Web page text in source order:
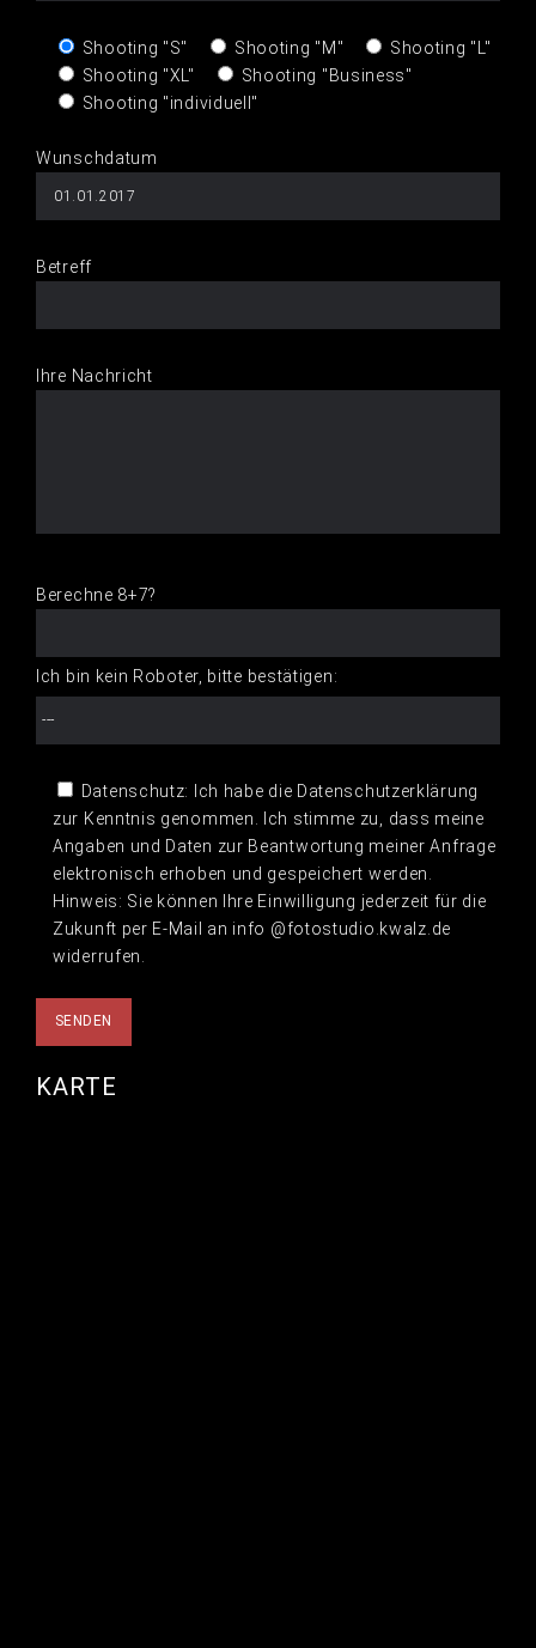
Shooting "S" Shooting "M"
Shooting "L"
Shooting "XL"
Shooting "Business"
Shooting "individuell"
Wunschdatum
Betreff
Ihre Nachricht
Berechne 8+7?
Ich bin kein Roboter, bitte bestätigen:
Datenschutz: Ich habe die Datenschutzerklärung
zur Kenntnis genommen. Ich stimme zu, dass meine
Angaben und Daten zur Beantwortung meiner Anfrage
elektronisch erhoben und gespeichert werden.
Hinweis: Sie können Ihre Einwilligung jederzeit für die
Zukunft per E-Mail an info @fotostudio.kwalz.de
widerrufen.
KARTE